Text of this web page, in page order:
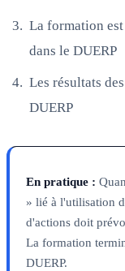
La formation est
dans le DUERP
Les résultats
DUERP
En pratique :
» lié à l'utilisation
d'actions doit
La formation
DUERP.